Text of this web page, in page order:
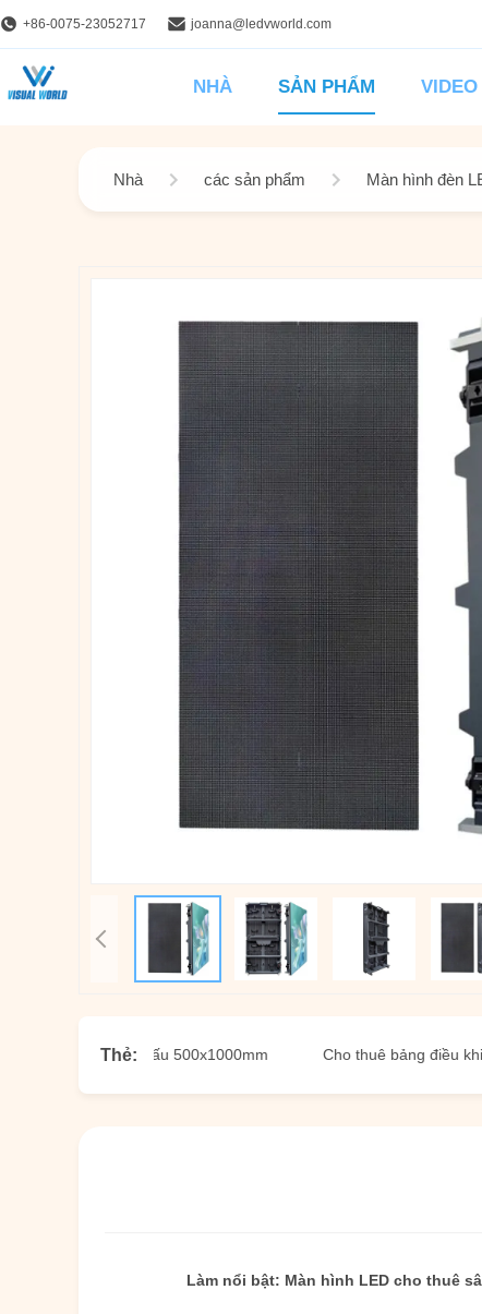
+86-0075-23052717 joanna@ledvworld.com
NHÀ SẢN PHẨM VIDEO
Nhà các sản phẩm Màn hình đèn
Thẻ:
thuê sân khấu 500x1000mm Cho thuê bảng điều khiển LED
Làm nổi bật: Màn hình LED cho thuê